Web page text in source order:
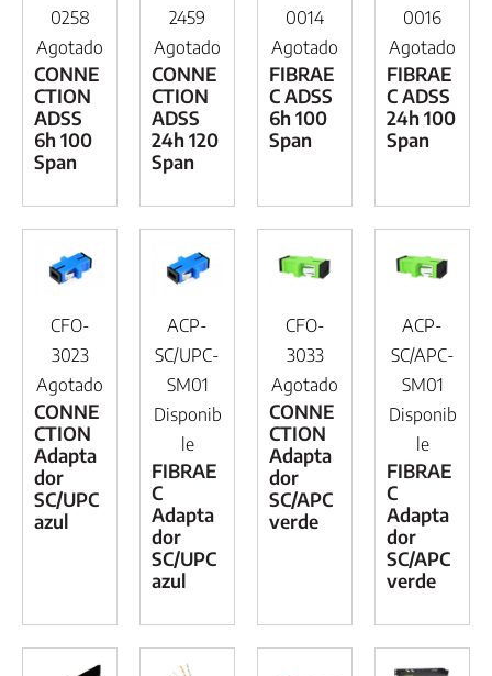
0258
Agotado
CONNE
CTION
ADSS
6h 100
Span
2459
Agotado
CONNE
CTION
ADSS
24h 120
Span
0014
Agotado
FIBRAE
C ADSS
6h 100
Span
0016
Agotado
FIBRAE
C ADSS
24h 100
Span
CFO-
3023
Agotado
CONNE
CTION
Adapta
dor
SC/UPC
azul
ACP-
SC/UPC-
SM01
Disponib
le
FIBRAE
C
Adapta
dor
SC/UPC
azul
CFO-
3033
Agotado
CONNE
CTION
Adapta
dor
SC/APC
verde
ACP-
SC/APC-
SM01
Disponib
le
FIBRAE
C
Adapta
dor
SC/APC
verde